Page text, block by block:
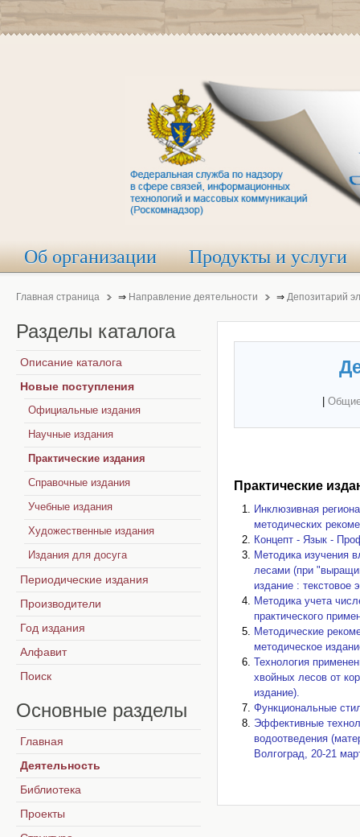
Об организации Продукты и услуги
Главная страница ⇒ Направление деятельности ⇒ Депозитарий
Практические
Инклюзивная
методических
Концепт - Язык -
Методика изучения
лесами (при
издание : текстовое
Методика учета
практического
Методические
методическое
Технология
хвойных лесов от
издание).
Функциональные
Эффективные
водоотведения
Волгоград, 20-21
Разделы каталога
Описание каталога
Новые поступления
Официальные издания
Научные издания
Практические издания
Справочные издания
Учебные издания
Художественные издания
Издания для досуга
Периодические издания
Производители
Год издания
Алфавит
Поиск
Основные разделы
Главная
Деятельность
Библиотека
Проекты